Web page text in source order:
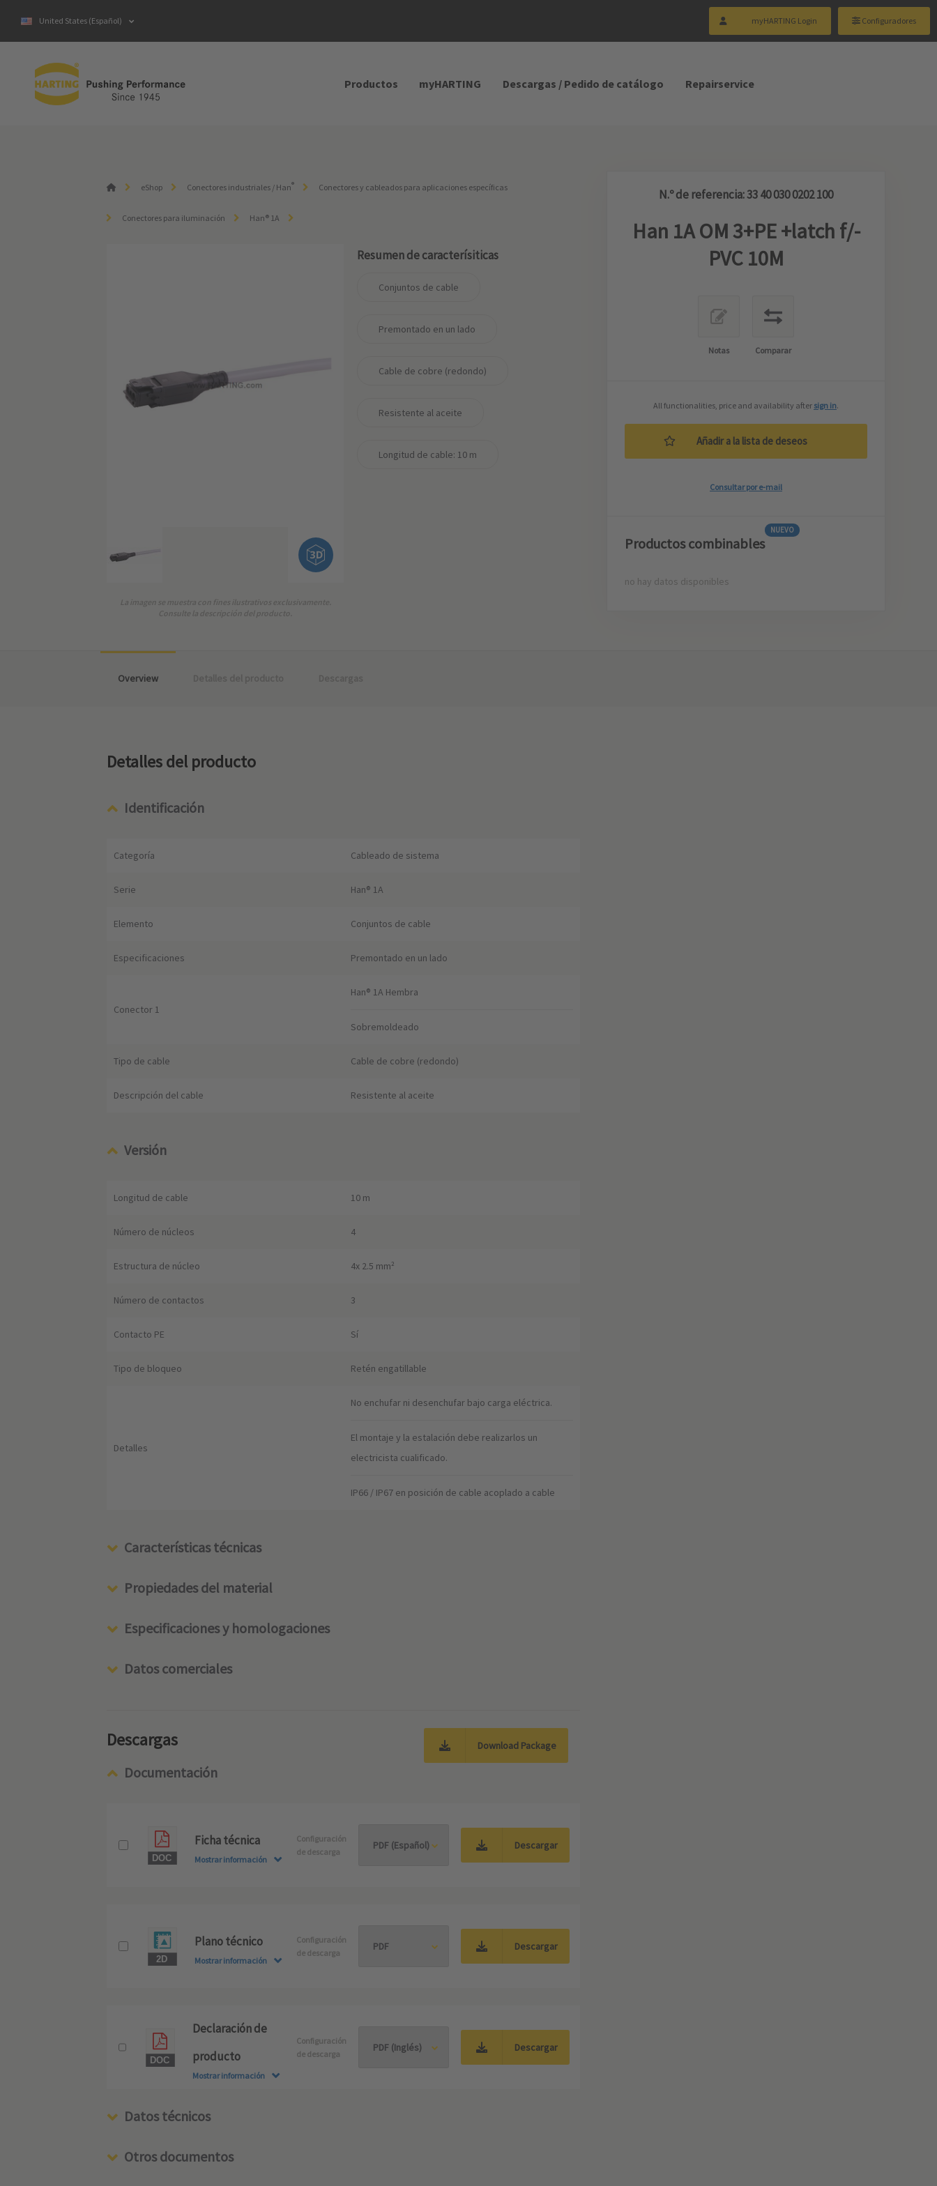
United States (Español) myHARTING Login Configuradores
Productos myHARTING Descargas / Pedido de catálogo Repairservice
eShop Conectores industriales / Han® Conectores y cableados para aplicaciones específicas
Conectores para iluminación Han® 1A
La imagen se muestra con fines ilustrativos exclusivamente.
Consulte la descripción del producto.
Resumen de caracterísiticas
Conjuntos de cable
Premontado en un lado
Cable de cobre (redondo)
Resistente al aceite
Longitud de cable: 10 m
N.º de referencia: 33 40 030 0202 100
Han 1A OM 3+PE +latch f/-
PVC 10M
Notas Comparar
All functionalities, price and availability after sign in.
Añadir a la lista de deseos
Consultar por e-mail
Productos combinables
NUEVO
no hay datos disponibles
Overview
Detalles del producto
Identificación
Categoría Cableado de sistema
Serie Han® 1A
Elemento Conjuntos de cable
Especificaciones Premontado en un lado
Conector 1
Han® 1A Hembra
Sobremoldeado
Tipo de cable Cable de cobre (redondo)
Descripción del cable Resistente al aceite
Versión
Longitud de cable 10 m
Número de núcleos 4
Estructura de núcleo 4x 2.5 mm²
Número de contactos 3
Contacto PE Sí
Tipo de bloqueo Retén engatillable
Detalles
No enchufar ni desenchufar bajo carga eléctrica.
El montaje y la estalación debe realizarlos un
electricista cualificado.
IP66 / IP67 en posición de cable acoplado a cable
Características técnicas
Propiedades del material
Especificaciones y homologaciones
Datos comerciales
Descargas Download Package
Documentación
Ficha técnica
Mostrar información
Configuración
de descarga
Descargar
Plano técnico
Mostrar información
Configuración
de descarga
Descargar
Declaración de
producto
Mostrar información
Configuración
de descarga
Descargar
Datos técnicos
Otros documentos